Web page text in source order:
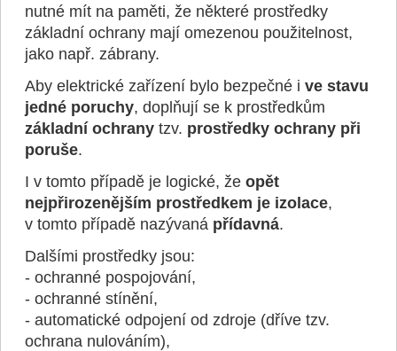
nutné mít na paměti, že některé prostředky
základní ochrany mají omezenou použitelnost,
jako např. zábrany.
Aby elektrické zařízení bylo bezpečné i ve stavu
jedné poruchy, doplňují se k prostředkům
základní ochranytzv. prostředky ochrany při
poruše.
I v tomto případě je logické, že opět
nejpřirozenějším prostředkem je izolace,
v tomto případě nazývaná přídavná.
Dalšími prostředky jsou:
- ochranné pospojování,
- ochranné stínění,
- automatické odpojení od zdroje (dříve tzv.
ochrana nulováním),